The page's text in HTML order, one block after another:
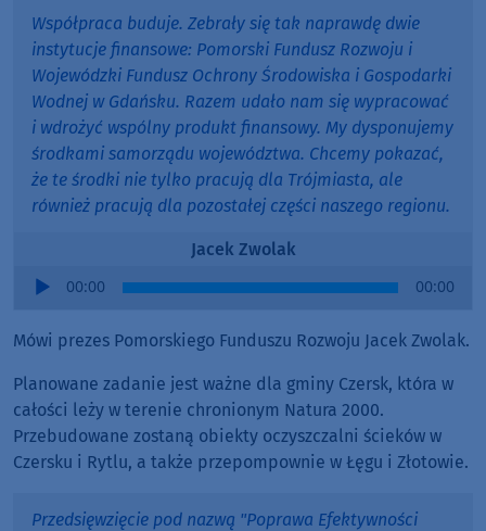
Współpraca buduje. Zebrały się tak naprawdę dwie
instytucje finansowe: Pomorski Fundusz Rozwoju i
Wojewódzki Fundusz Ochrony Środowiska i Gospodarki
Wodnej w Gdańsku. Razem udało nam się wypracować
i wdrożyć wspólny produkt finansowy. My dysponujemy
środkami samorządu województwa. Chcemy pokazać,
że te środki nie tylko pracują dla Trójmiasta, ale
również pracują dla pozostałej części naszego regionu.
Jacek Zwolak
Audio
00:00 00:00
Mówi prezes Pomorskiego Funduszu Rozwoju Jacek Zwolak.
Planowane zadanie jest ważne dla gminy Czersk, która w
całości leży w terenie chronionym Natura 2000.
Przebudowane zostaną obiekty oczyszczalni ścieków w
Czersku i Rytlu, a także przepompownie w Łęgu i Złotowie.
Przedsięwzięcie pod nazwą "Poprawa Efektywności